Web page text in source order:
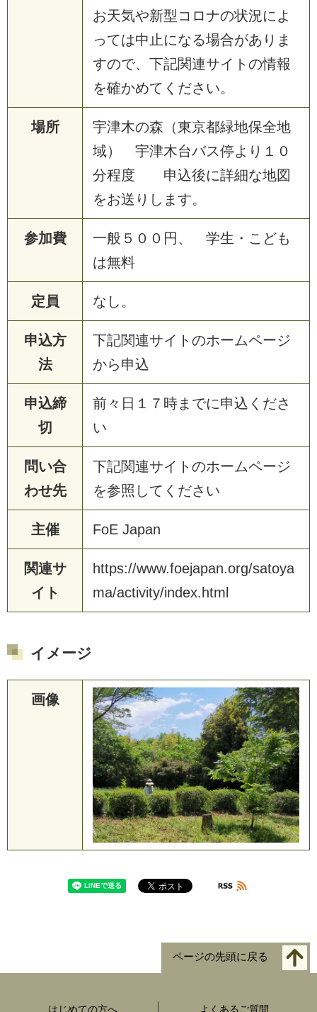
お天気や新型 コ ロナの状況に よ
っては中 止になる場合があ り ま
すので、 下記関連サイ ト の情報
を確かめて く ださ い。
場所 宇津木の森 （東京都緑地保全地
域） 宇津木台バス停よ り １ ０
分程度 申込後に詳細な地図
をお送 り し ま す。
参加費 一般 ５ ０ ０ 円 、 学生 ・ こ ども
は無料
定員 な し 。
申込方
法
下記関連サイ ト のホームページ
から申込
申込締
切
前々 日 １ ７ 時ま でに申込 く ださ
い
問い合
わせ先
下記関連サイ ト のホームページ
を参照 して く ださ い
主催 FoE Japan
関連サ
イト
https://www.foejapan.org/satoya
ma/activity/index. htm
イメージ
画像
ページの先頭に戻る
はじめての方へ よくあるご質問